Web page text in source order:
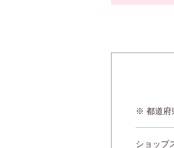
新着
※ 都道府
ショップ